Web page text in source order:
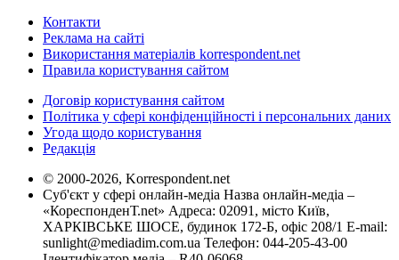
Контакти
Реклама на сайті
Використання матеріалів korrespondent.net
Правила користування сайтом
Договір користування сайтом
Політика у сфері конфіденційності і персональних даних
Угода щодо користування
Редакція
© 2000-2026, Korrespondent.net
Суб'єкт у сфері онлайн-медіа Назва онлайн-медіа –
«КореспонденТ.net» Адреса: 02091, місто Київ,
ХАРКІВСЬКЕ ШОСЕ, будинок 172-Б, офіс 208/1 E-mail:
sunlight@mediadim.com.ua Телефон: 044-205-43-00